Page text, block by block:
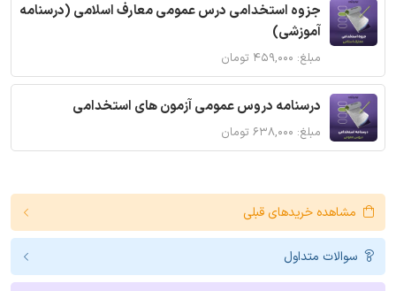
جزوه استخدامی درس عمومی معارف اسلامی (درسنامه
آموزشی)
مبلغ: ۴۵۹,۰۰۰ تومان
درسنامه دروس عمومی آزمون های استخدامی
مبلغ: ۶۳۸,۰۰۰ تومان
مشاهده خریدهای قبلی
سوالات متداول